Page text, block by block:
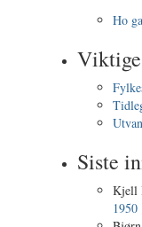
Ho
Siste
Kjell
1950